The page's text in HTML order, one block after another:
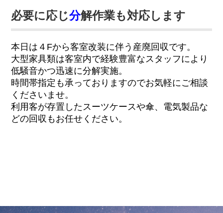
必要に応じ分解作業も対応します
本日は４Fから客室改装に伴う産廃回収です。
大型家具類は客室内で経験豊富なスタッフにより
低騒音かつ迅速に分解実施。
時間帯指定も承っておりますのでお気軽にご相談
くださいませ。
利用客が存置したスーツケースや傘、電気製品な
どの回収もお任せください。